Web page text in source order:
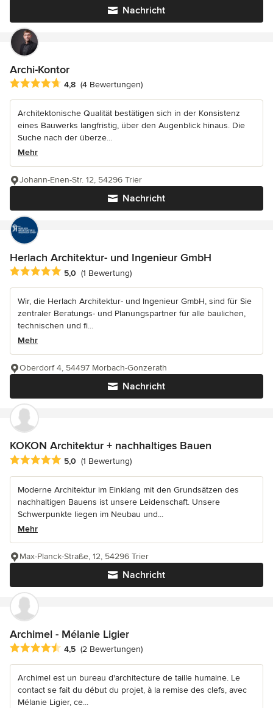
Nachricht
Archi-Kontor
Durchschnittliche Bewertung: 4.8 von 5 Sternen
4,8 (4 Bewertungen)
Architektonische Qualität bestätigen sich in der Konsistenz
eines Bauwerks langfristig, über den Augenblick hinaus. Die
Suche nach der überze...
Mehr
Nachricht
Johann-Enen-Str. 12, 54296 Trier
Herlach Architektur- und Ingenieur GmbH
Durchschnittliche Bewertung: 5 von 5 Sternen
5,0 (1 Bewertung)
Wir, die Herlach Architektur- und Ingenieur GmbH, sind für Sie
zentraler Beratungs- und Planungspartner für alle baulichen,
technischen und fi...
Mehr
Nachricht
Oberdorf 4, 54497 Morbach-Gonzerath
KOKON Architektur + nachhaltiges Bauen
Durchschnittliche Bewertung: 5 von 5 Sternen
5,0 (1 Bewertung)
Moderne Architektur im Einklang mit den Grundsätzen des
nachhaltigen Bauens ist unsere Leidenschaft. Unsere
Schwerpunkte liegen im Neubau und...
Mehr
Nachricht
Max-Planck-Straße, 12, 54296 Trier
Archimel - Mélanie Ligier
Durchschnittliche Bewertung: 4.5 von 5 Sternen
4,5 (2 Bewertungen)
Archimel est un bureau d'architecture de taille humaine. Le
contact se fait du début du projet, à la remise des clefs, avec
Mélanie Ligier, ce...